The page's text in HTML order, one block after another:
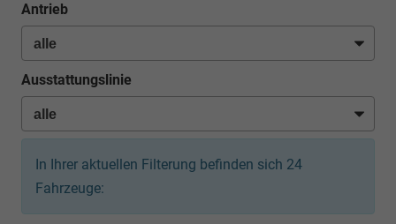
Antrieb
Ausstattungslinie
In Ihrer aktuellen Filterung befinden sich 24
Fahrzeuge: